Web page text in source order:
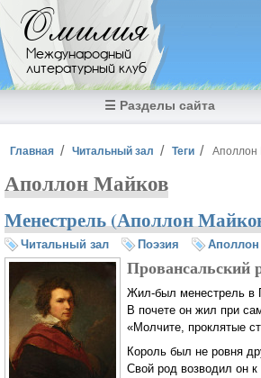
Перейти к основному содержанию
Омилия
Международный
литературный клуб
☰ Разделы сайта
Вы здесь
Главная Читальный зал Теги Аполлон
Аполлон Майков
Менестрель (Аполлон
Читальный зал Поэзия
Провансальский
Жил-был менестрель в
В почете он жил при
«Молчите, проклятые
Король был не ровня
Свой род возводил он к